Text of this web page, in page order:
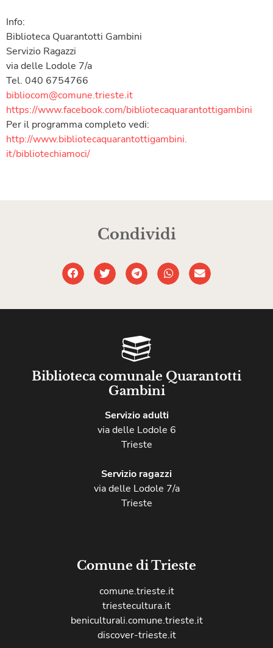
Info:
Biblioteca Quarantotti Gambini
Servizio Ragazzi
via delle Lodole 7/a
Tel. 040 6754766
bibliocom@comune.trieste.it
https://www.facebook.com/bibliotecaquarantottigambini
Per il programma completo vedi:
http://www.bibliotecaquarantottigambini.
it/bibliotechiamoci/
Condividi
Biblioteca comunale Quarantotti
Gambini
Servizio adulti
via delle Lodole 6
Trieste
Servizio ragazzi
via delle Lodole 7/a
Trieste
Comune di Trieste
comune.trieste.it
triestecultura.it
beniculturali.comune.trieste.it
discover-trieste.it